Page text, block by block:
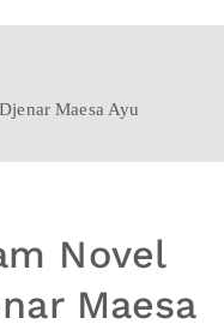
TENGAH
Maesa Ayu
Novel
Maesa